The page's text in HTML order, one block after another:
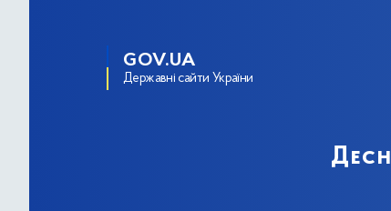
GOV.UA
Державні сайти України